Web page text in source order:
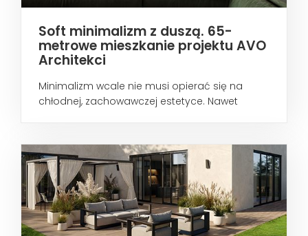
Soft minimalizm z duszą. 65-
metrowe mieszkanie projektu AVO
Architekci
Minimalizm wcale nie musi opierać się na
chłodnej, zachowawczej estetyce. Nawet